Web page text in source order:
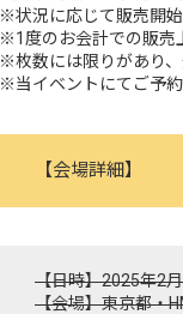
※状況に応じて販売開
※1度のお会計での販売
※枚数には限りがあり、
※当イベントにてご予
【会場詳細】
【日時】2025年2
【会場】東京都・